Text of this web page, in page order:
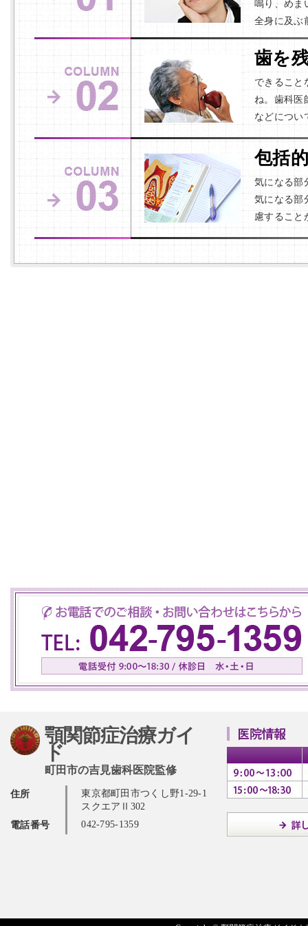
鳴り、めま
全身に及ぶ
歯を
できること
ね。歯科医
などについ
包括
気になる部
気になる部
慮すること
顎関節症治療ガイ
ド
町田市の吉見歯科医院監修
住所
東京都町田市つくし野1-29-1
スクエアⅡ302
電話番号
042-795-1359